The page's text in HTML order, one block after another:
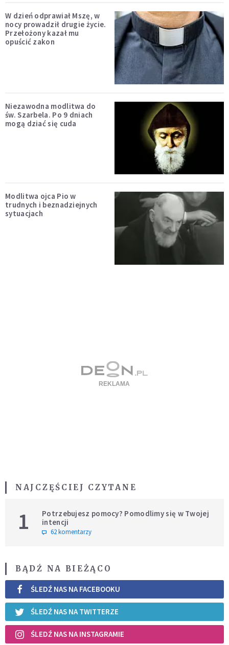
W dzień odprawiał Mszę, w
nocy prowadził drugie życie.
Przełożony kazał mu
opuścić zakon
Niezawodna modlitwa do
św. Szarbela. Po 9 dniach
mogą dziać się cuda
Modlitwa ojca Pio w
trudnych i beznadziejnych
sytuacjach
NAJCZĘŚCIEJ CZYTANE
1
Potrzebujesz pomocy? Pomodlimy się w Twojej
intencji
62 komentarzy
BĄDŹ NA BIEŻĄCO
ŚLEDŹ NAS NA FACEBOOKU
ŚLEDŹ NAS NA TWITTERZE
ŚLEDŹ NAS NA INSTAGRAMIE